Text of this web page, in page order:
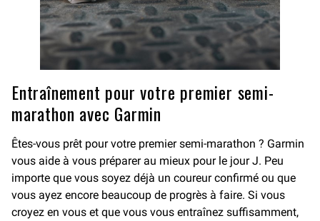
Entraînement pour votre premier semi-
marathon avec Garmin
Êtes-vous prêt pour votre premier semi-marathon ? Garmin
vous aide à vous préparer au mieux pour le jour J. Peu
importe que vous soyez déjà un coureur confirmé ou que
vous ayez encore beaucoup de progrès à faire. Si vous
croyez en vous et que vous vous entraînez suffisamment,